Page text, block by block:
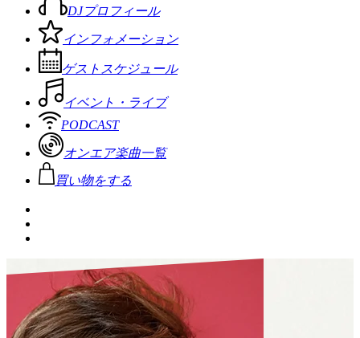
DJプロフィール
インフォメーション
ゲストスケジュール
イベント・ライブ
PODCAST
オンエア楽曲一覧
買い物をする